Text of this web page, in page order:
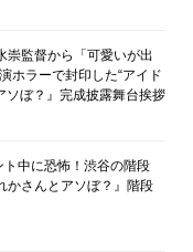
崇監督から「可愛いが出
ホラーで封印した“アイド
ソぼ？』完成披露舞台挨拶
ト中に恐怖！渋谷の階段
かさんとアソぼ？』階段